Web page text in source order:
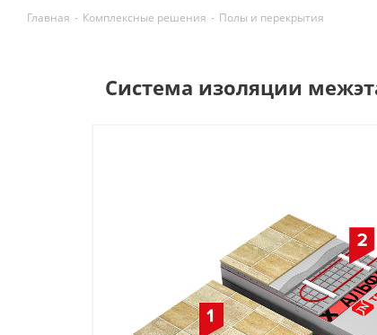
Главная - Комплексные решения - Полы и перекрытия
Система изоляции